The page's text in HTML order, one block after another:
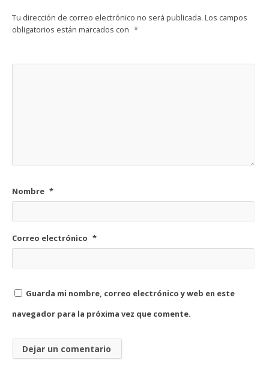
Tu dirección de correo electrónico no será publicada. Los campos
obligatorios están marcados con *
Nombre *
Correo electrónico *
Guarda mi nombre, correo electrónico y web en este
navegador para la próxima vez que comente.